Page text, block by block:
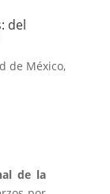
del
de México,
de la